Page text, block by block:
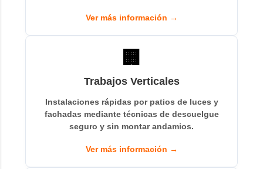
Ver más información →
🏢
Trabajos Verticales
Instalaciones rápidas por patios de luces y
fachadas mediante técnicas de descuelgue
seguro y sin montar andamios.
Ver más información →